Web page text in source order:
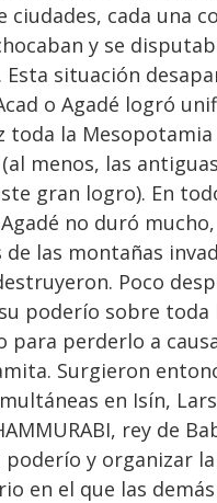
ciudades, cada una
y se
Esta situación
o Agadé logró
toda la
menos, las
gran logro). En
no duró
de las montañas
Poco
poderío sobre toda
para perderlo a
Surgieron
en Isín,
rey de
y organizar
en el que las